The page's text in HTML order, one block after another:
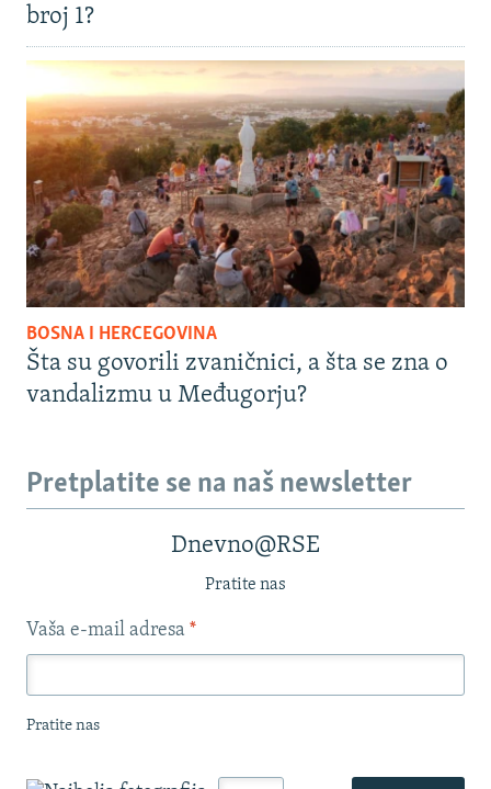
broj 1?
BOSNA I HERCEGOVINA
Šta su govorili zvaničnici, a šta se zna o
vandalizmu u Međugorju?
Pretplatite se na naš newsletter
Dnevno@RSE
Pratite nas
Vaša e-mail adresa *
Pratite nas